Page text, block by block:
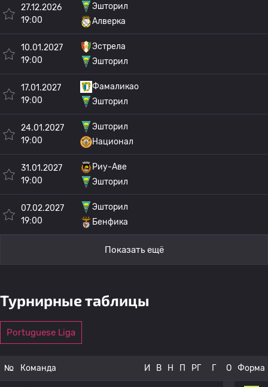
27.12.2026
19:00
Эшторил
Алверка
10.01.2027
19:00
Эстрела
Эшторил
17.01.2027
19:00
Фамаликао
Эшторил
24.01.2027
19:00
Эшторил
Национал
31.01.2027
19:00
Риу-Аве
Эшторил
07.02.2027
19:00
Эшторил
Бенфика
Показать ещё
Турнирные таблицы
Portuguese Liga
№ Команда И В Н П РГ Г О Форма